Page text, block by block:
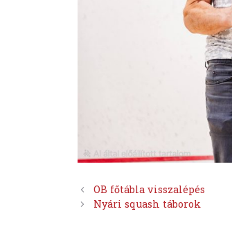
OB főtábla visszalépés
Nyári squash táborok